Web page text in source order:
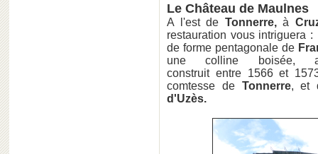
Le Château de Maulnes
A l'est de Tonnerre,à
restauration vous intriguera
de forme pentagonale de
une colline
construit entre 1566 et
comtesse de Tonnerre, et
d'Uzès.